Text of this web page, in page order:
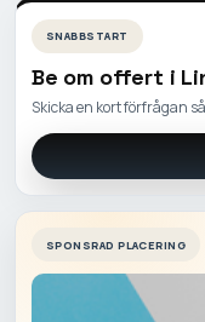
SNABBSTART
Be om offert i
Skicka en kort förfrågan
SPONSRAD PLACERING